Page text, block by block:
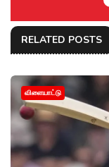
RELATED POSTS
விளையாட்டு